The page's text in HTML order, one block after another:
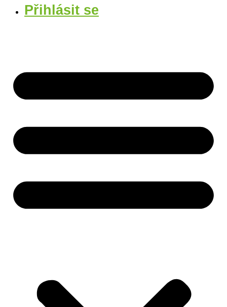
Přihlásit se